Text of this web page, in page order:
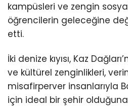
kampüsleri ve zengin
öğrencilerin geleceğine
etti.
İki denize kıyısı, Kaz
ve kültürel zenginlikleri,
misafirperver insanlarıyla
için ideal bir şehir